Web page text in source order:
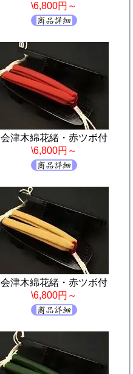
\6,800円～
会津木綿花緒・赤ツボ付
\6,800円～
会津木綿花緒・赤ツボ付
\6,800円～